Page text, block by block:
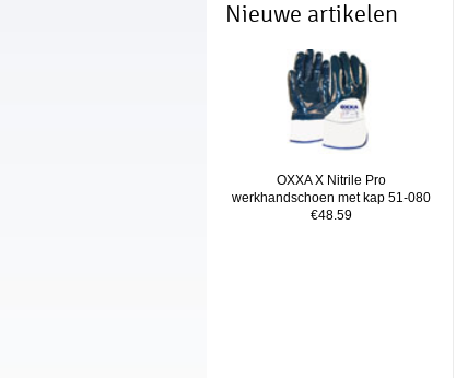
Nieuwe artikelen
OXXA X Nitrile Pro
werkhandschoen met kap 51-080
€48.59